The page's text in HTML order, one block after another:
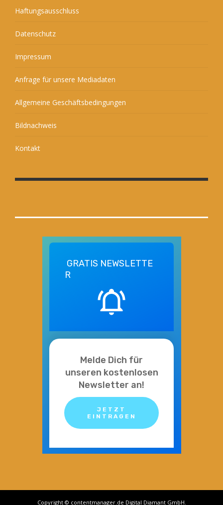
Haftungsausschluss
Datenschutz
Impressum
Anfrage für unsere Mediadaten
Allgemeine Geschäftsbedingungen
Bildnachweis
Kontakt
GRATIS NEWSLETTE
R
Melde Dich für
unseren kostenlosen
Newsletter an!
JETZT
EINTRAGEN
Copyright © contentmanager.de Digital Diamant GmbH.